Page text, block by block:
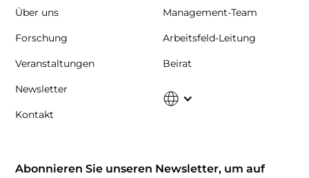
Über uns
Forschung
Veranstaltungen
Newsletter
Kontakt
Management-Team
Arbeitsfeld-Leitung
Beirat
Abonnieren Sie unseren Newsletter, um auf